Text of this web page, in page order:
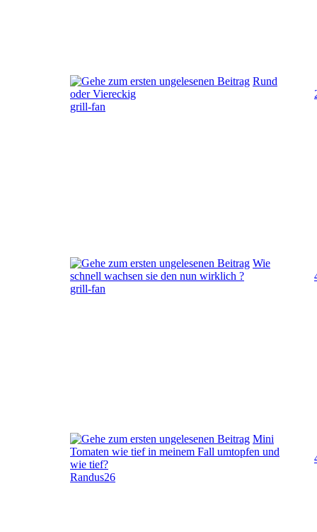
Rund
oder Viereckig
grill-fan
Wie
schnell wachsen sie den nun wirklich ?
grill-fan
Mini
Tomaten wie tief in meinem Fall umtopfen und
wie tief?
Randus26